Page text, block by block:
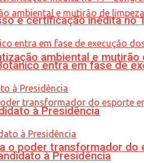
ambiental e
o poder transformador
e certificação inédita no
entra em fase de
à Presidência
à Presidência